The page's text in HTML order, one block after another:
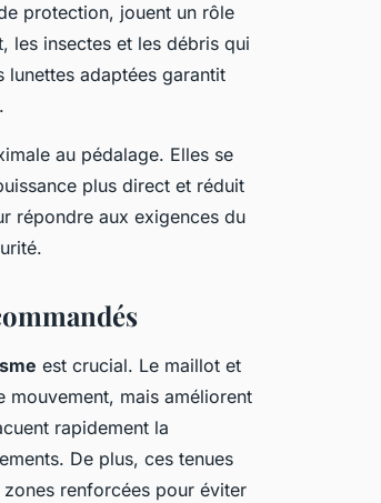
protection, jouent un rôle
les insectes et les débris qui
adaptées garantit
au pédalage. Elles se
plus direct et réduit
répondre aux exigences du
est crucial. Le maillot et
mais améliorent
rapidement la
De plus, ces tenues
renforcées pour éviter